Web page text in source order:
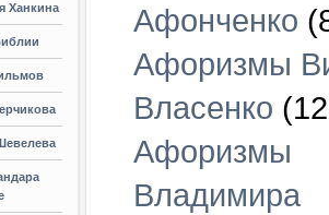
Ханкина
Афонченко
Афоризмы
Власенко
Афоризмы
Владимира